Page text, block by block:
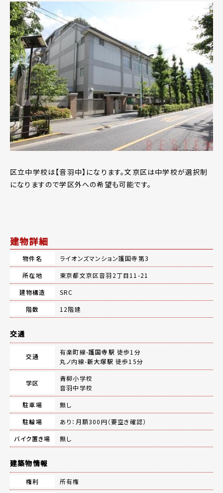
区立中学校は【音羽中】になります。文京区は中学校が選択制
になりますので学区外への希望も可能です。
建物詳細
物件名
ライオンズマンション護国寺第3
所在地
東京都文京区音羽2丁目11-21
建物構造
SRC
階数
12階建
交通
交通
有楽町線-護国寺駅 徒歩1分
丸ノ内線-新大塚駅 徒歩15分
学区
青柳小学校
音羽中学校
駐車場
無し
駐輪場
あり：月額300円（要空き確認）
バイク置き場
無し
建築物情報
権利
所有権